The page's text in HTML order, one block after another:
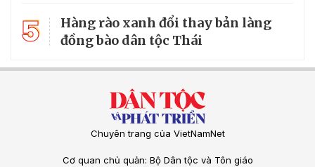
5
Hàng rào xanh đổi thay bản làng
đồng bào dân tộc Thái
Chuyên trang của VietNamNet
Cơ quan chủ quản: Bộ Dân tộc và Tôn giáo